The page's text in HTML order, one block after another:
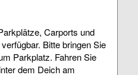
Carports und
Bitte bringen Sie
Parkplatz. Fahren Sie
dem Deich am